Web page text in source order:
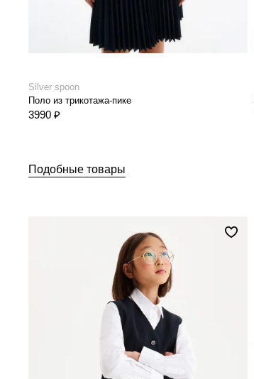
Silver spoon
Поло из трикотажа-пике
3990 ₽
Подобные товары